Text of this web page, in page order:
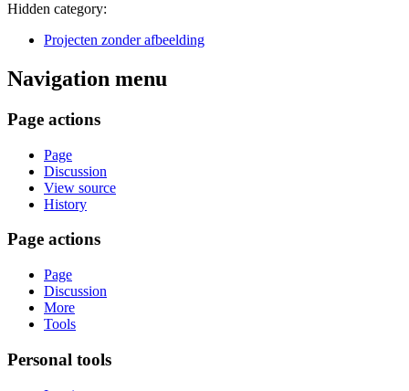
Hidden category:
Projecten zonder afbeelding
Navigation menu
Page actions
Page
Discussion
View source
History
Page actions
Page
Discussion
More
Tools
Personal tools